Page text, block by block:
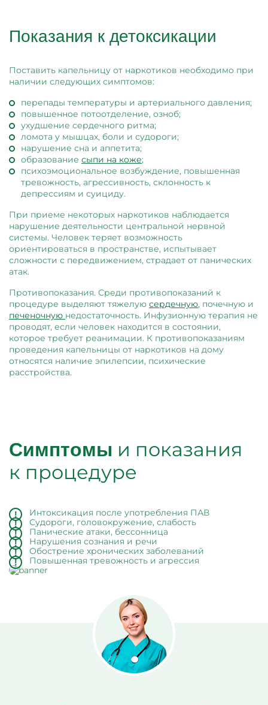
Показания к детоксикации
Поставить капельницу от наркотиков необходимо при
наличии следующих симптомов:
перепады температуры и артериального давления;
повышенное потоотделение, озноб;
ухудшение сердечного ритма;
ломота у мышцах, боли и судороги;
нарушение сна и аппетита;
образование сыпи на коже;
психоэмоциональное возбуждение, повышенная
тревожность, агрессивность, склонность к
депрессиям и суициду.
При приеме некоторых наркотиков наблюдается
нарушение деятельности центральной нервной
системы. Человек теряет возможность
ориентироваться в пространстве, испытывает
сложности с передвижением, страдает от панических
атак.
Противопоказания. Среди противопоказаний к
процедуре выделяют тяжелую сердечную, почечную и
печеночную недостаточность. Инфузионную терапия не
проводят, если человек находится в состоянии,
которое требует реанимации. К противопоказаниям
проведения капельницы от наркотиков на дому
относятся наличие эпилепсии, психические
расстройства.
Симптомы и показания
к процедуре
Интоксикация после употребления ПАВ
Судороги, головокружение, слабость
Панические атаки, бессонница
Нарушения сознания и речи
Обострение хронических заболеваний
Повышенная тревожность и агрессия